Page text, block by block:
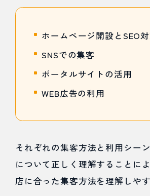
ホームページ開設とSEO
SNSでの集客
ポータルサイトの活用
WEB広告の利用
それぞれの集客方法と利用シー
について正しく理解することに
店に合った集客方法を理解しやす